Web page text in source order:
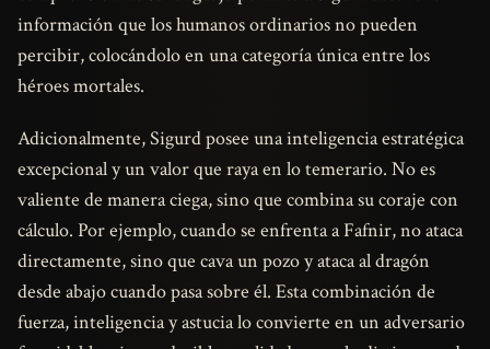
información que los humanos ordinarios no pueden
percibir, colocándolo en una categoría única entre los
héroes mortales.
Adicionalmente, Sigurd posee una inteligencia estratégica
excepcional y un valor que raya en lo temerario. No es
valiente de manera ciega, sino que combina su coraje con
cálculo. Por ejemplo, cuando se enfrenta a Fafnir, no ataca
directamente, sino que cava un pozo y ataca al dragón
desde abajo cuando pasa sobre él. Esta combinación de
fuerza, inteligencia y astucia lo convierte en un adversario